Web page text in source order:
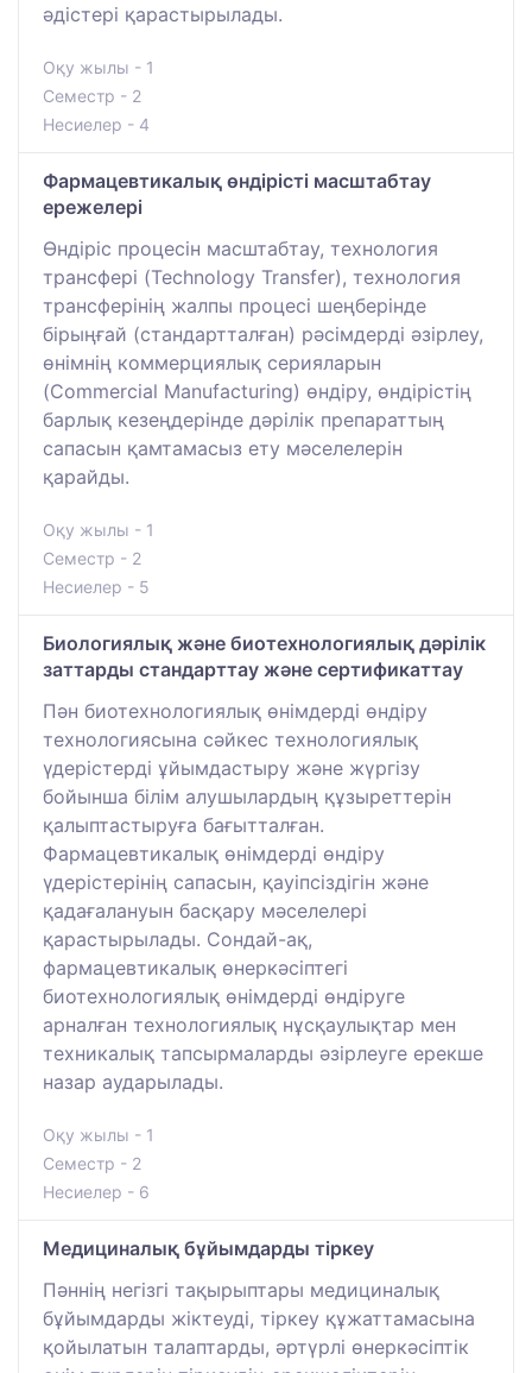
әдістері қарастырылады.
Оқу жылы - 1
Семестр - 2
Несиелер - 4
Фармацевтикалық өндірісті масштабтау
ережелері
Өндіріс процесін масштабтау, технология
трансфері (Technology Transfer), технология
трансферінің жалпы процесі шеңберінде
бірыңғай (стандартталған) рәсімдерді әзірлеу,
өнімнің коммерциялық серияларын
(Commercial Manufacturing) өндіру, өндірістің
барлық кезеңдерінде дәрілік препараттың
сапасын қамтамасыз ету мәселелерін
қарайды.
Оқу жылы - 1
Семестр - 2
Несиелер - 5
Биологиялық және биотехнологиялық дәрілік
заттарды стандарттау және сертификаттау
Пән биотехнологиялық өнімдерді өндіру
технологиясына сәйкес технологиялық
үдерістерді ұйымдастыру және жүргізу
бойынша білім алушылардың құзыреттерін
қалыптастыруға бағытталған.
Фармацевтикалық өнімдерді өндіру
үдерістерінің сапасын, қауіпсіздігін және
қадағалануын басқару мәселелері
қарастырылады. Сондай-ақ,
фармацевтикалық өнеркәсіптегі
биотехнологиялық өнімдерді өндіруге
арналған технологиялық нұсқаулықтар мен
техникалық тапсырмаларды әзірлеуге ерекше
назар аударылады.
Оқу жылы - 1
Семестр - 2
Несиелер - 6
Медициналық бұйымдарды тіркеу
Пәннің негізгі тақырыптары медициналық
бұйымдарды жіктеуді, тіркеу құжаттамасына
қойылатын талаптарды, әртүрлі өнеркәсіптік